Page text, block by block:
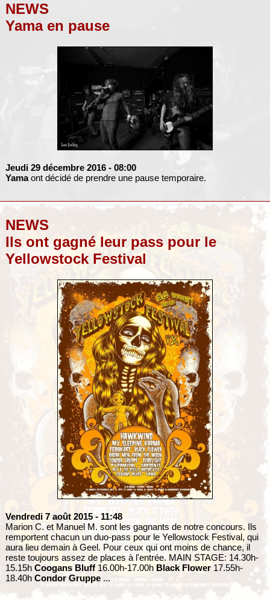
NEWS
Yama en pause
Jeudi 29 décembre 2016 - 08:00
Yamaont décidé de prendre une pause temporaire.
NEWS
Ils ont gagné leur pass pour le
Yellowstock Festival
Vendredi 7 août 2015 - 11:48
Marion C. et Manuel M. sont les gagnants de notre concours. Ils
remportent chacun un duo-pass pour le Yellowstock Festival, qui
aura lieu demain à Geel. Pour ceux qui ont moins de chance, il
reste toujours assez de places à l'entrée. MAIN STAGE: 14.30h-
15.15h Coogans Bluff16.00h-17.00h Black Flower17.55h-
18.40h Condor Gruppe...